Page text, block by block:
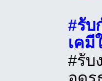
#รับ
เคมี
#รับ